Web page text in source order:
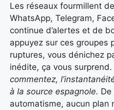
Les réseaux fourmillent
WhatsApp, Telegram,
continue d’alertes et de
appuyez sur ces groupes
ruptures, vous dénichez
inédite, ça vous surprend.
commentez,
à la source espagnole.
automatisme, aucun plan